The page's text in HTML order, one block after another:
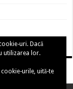
uri. Dacă
utilizarea lor.
urile, uită-te